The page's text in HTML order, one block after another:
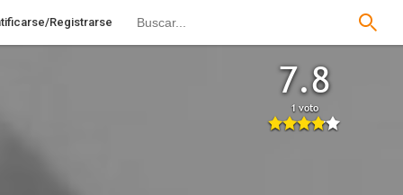
Registrarse
7.8
1 voto